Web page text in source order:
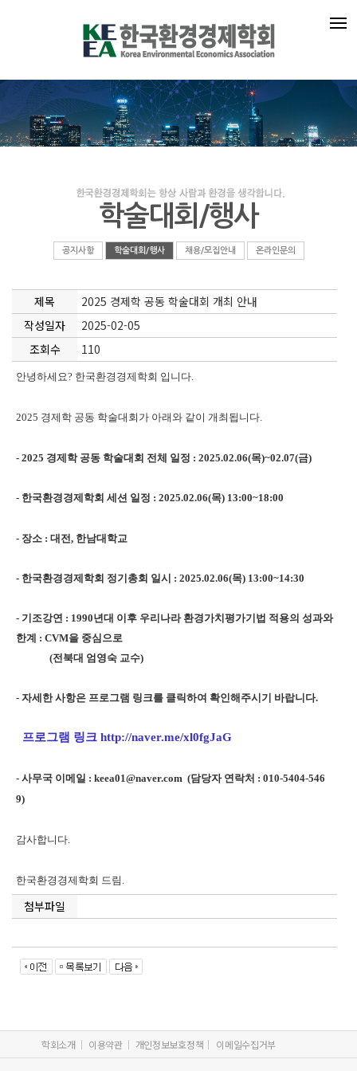
학술대회/행사
공지사항 학술대회/행사 채용/모집안내 온라인문의
제목
2025 경제학 공동 학술대회 개최 안내
작성일자
2025-02-05
조회수
110
안녕하세요? 한국환경경제학회 입니다.
2025 경제학 공동 학술대회가 아래와 같이 개최됩니다.
- 2025 경제학 공동 학술대회 전체 일정 : 2025.02.06(목)~02.07(금)
- 한국환경경제학회 세션 일정 : 2025.02.06(목) 13:00~18:00
- 장소 : 대전, 한남대학교
- 한국환경경제학회 정기총회 일시 : 2025.02.06(목) 13:00~14:30
- 기조강연 : 1990년대 이후 우리나라 환경가치평가기법 적용의 성과와
한계 : CVM을 중심으로
(전북대 엄영숙 교수)
- 자세한 사항은 프로그램 링크를 클릭하여 확인해주시기 바랍니다.
프로그램 링크 http://naver.me/xl0fgJaG
- 사무국 이메일 : keea01@naver.com (담당자 연락처 : 010-5404-546
9)
감사합니다.
한국환경경제학회 드림.
첨부파일
학회소개 이용약관 개인정보보호정책 이메일수집거부